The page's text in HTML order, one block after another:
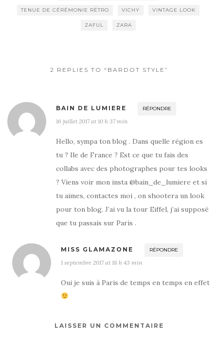
TENUE DE CÉRÉMONIE RÉTRO VICHY VINTAGE LOOK
ZAFUL ZARA
2 REPLIES TO “BARDOT STYLE”
BAIN DE LUMIERE RÉPONDRE
16 juillet 2017 at 10 h 37 min
Hello, sympa ton blog . Dans quelle région es
tu ? Ile de France ? Est ce que tu fais des
collabs avec des photographes pour tes looks
? Viens voir mon insta @bain_de_lumiere et si
tu aimes, contactes moi , on shootera un look
pour ton blog. J’ai vu la tour Eiffel, j’ai supposé
que tu passais sur Paris .
MISS GLAMAZONE RÉPONDRE
1 septembre 2017 at 18 h 43 min
Oui je suis à Paris de temps en temps en effet
LAISSER UN COMMENTAIRE